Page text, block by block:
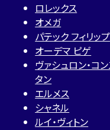
ロレックス
オメガ
パテック フィリップ
オーデマ ピゲ
ヴァシュロン・コ
タン
エルメス
シャネル
ルイ・ヴィトン